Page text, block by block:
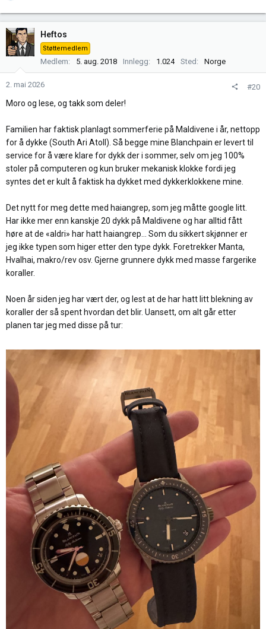
k
s
j
e
r
Heftos
Støttemedlem
Medlem 5. aug. 2018 Innlegg 1.024 Sted Norge
2. mai 2026 #20
Moro og lese, og takk som deler!
Familien har faktisk planlagt sommerferie på Maldivene i år, nettopp
for å dykke (South Ari Atoll). Så begge mine Blanchpain er levert til
service for å være klare for dykk der i sommer, selv om jeg 100%
stoler på computeren og kun bruker mekanisk klokke fordi jeg
syntes det er kult å faktisk ha dykket med dykkerklokkene mine.
Det nytt for meg dette med haiangrep, som jeg måtte google litt.
Har ikke mer enn kanskje 20 dykk på Maldivene og har alltid fått
høre at de «aldri» har hatt haiangrep… Som du sikkert skjønner er
jeg ikke typen som higer etter den type dykk. Foretrekker Manta,
Hvalhai, makro/rev osv. Gjerne grunnere dykk med masse fargerike
koraller.
Noen år siden jeg har vært der, og lest at de har hatt litt blekning av
koraller der så spent hvordan det blir. Uansett, om alt går etter
planen tar jeg med disse på tur: